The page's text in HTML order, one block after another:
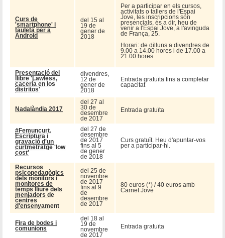
Curs de
'smartphone' i
tauleta per a
Android
del 15 al
19 de
gener de
2018
Per a participar en els cursos,
activitats o tallers de l'Espai
Jove, les inscripcions són
presencials, és a dir, heu de
venir a l'Espai Jove, a l'avinguda
de França, 25.
Horari: de dilluns a divendres de
9.00 a 14.00 hores i de 17.00 a
21.00 hores
Presentació del
llibre 'Lawless,
cacería en los
distritos'
divendres,
12 de
gener de
2018
Entrada gratuïta fins a completar
capacitat
Nadalàndia 2017
del 27 al
30 de
desembre
de 2017
Entrada gratuïta
#Femuncurt.
Escriptura i
gravació d'un
curtmetratge 'low
cost'
del 27 de
desembre
de 2017
fins al 5
de gener
de 2018
Curs gratuït. Heu d'apuntar-vos
per a participar-hi.
Recursos
psicopedagògics
dels monitors i
monitores de
temps lliure dels
menjadors de
centres
d'ensenyament
del 25 de
novembre
de 2017
fins al 9
de
desembre
de 2017
80 euros (*) / 40 euros amb
Carnet Jove
Fira de bodes i
comunions
del 18 al
19 de
novembre
de 2017
Entrada gratuïta